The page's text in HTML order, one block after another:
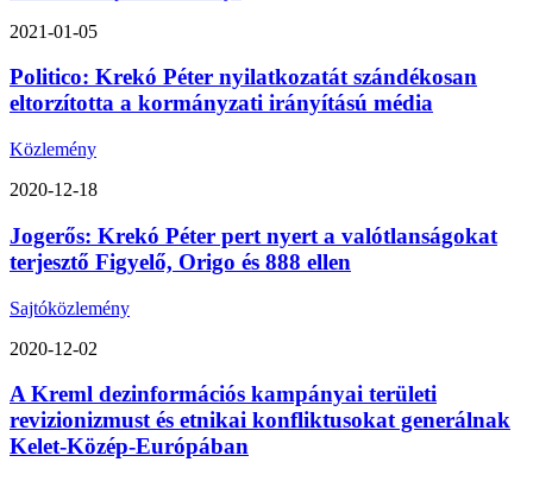
2021-01-05
Politico: Krekó Péter nyilatkozatát szándékosan
eltorzította a kormányzati irányítású média
Közlemény
2020-12-18
Jogerős: Krekó Péter pert nyert a valótlanságokat
terjesztő Figyelő, Origo és 888 ellen
Sajtóközlemény
2020-12-02
A Kreml dezinformációs kampányai területi
revizionizmust és etnikai konfliktusokat generálnak
Kelet-Közép-Európában